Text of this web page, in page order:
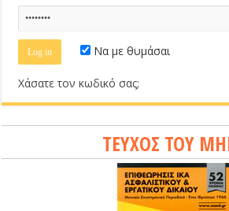
Να με θυμάσαι
Χάσατε τον κωδικό σας;
ΤΕΥΧΟΣ ΤΟΥ